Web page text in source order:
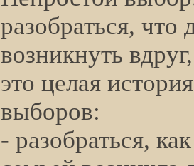
разобраться,
возникнуть
это целая
выборов:
- разобраться,